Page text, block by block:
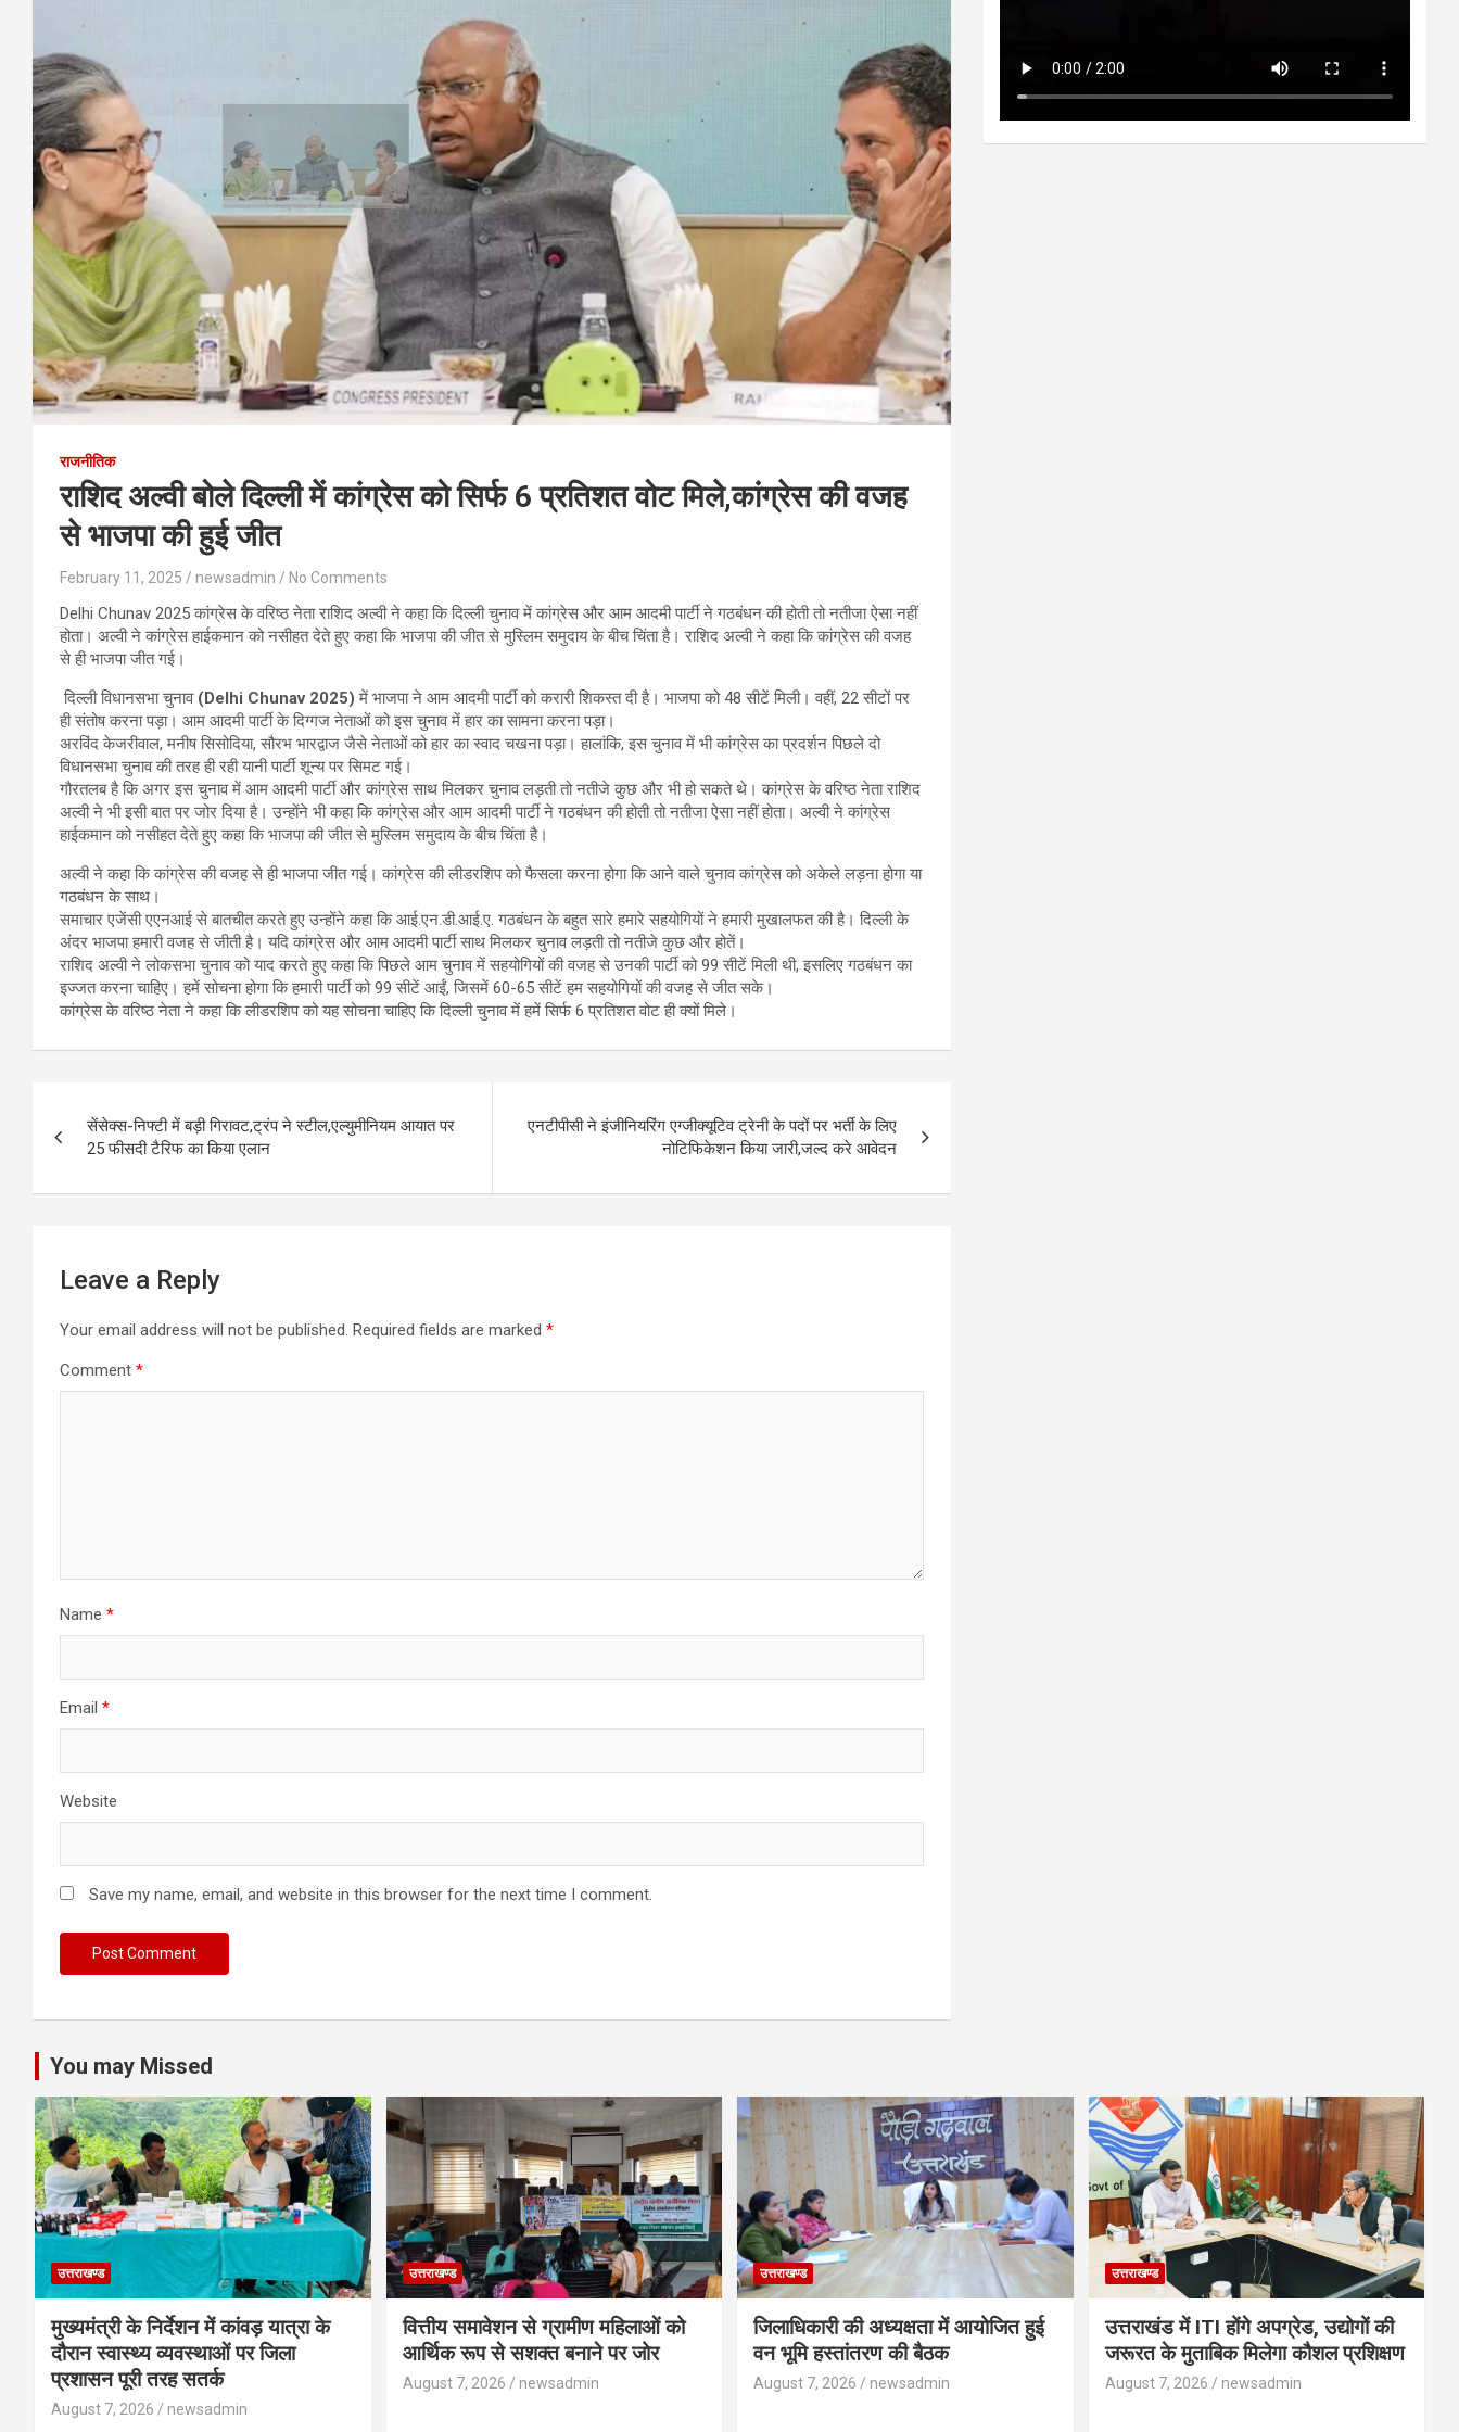
राजनीतिक
राशिद अल्वी बोले दिल्ली में कांग्रेस को सिर्फ 6 प्रतिशत वोट मिले,कांग्रेस की वजह
से भाजपा की हुई जीत
February 11, 2025 newsadmin No Comments
Delhi Chunav 2025 कांग्रेस के वरिष्ठ नेता राशिद अल्वी ने कहा कि दिल्ली चुनाव में कांग्रेस और आम आदमी पार्टी ने गठबंधन की होती तो नतीजा ऐसा नहीं
होता। अल्वी ने कांग्रेस हाईकमान को नसीहत देते हुए कहा कि भाजपा की जीत से मुस्लिम समुदाय के बीच चिंता है। राशिद अल्वी ने कहा कि कांग्रेस की वजह
से ही भाजपा जीत गई।
दिल्ली विधानसभा चुनाव(Delhi Chunav 2025) में भाजपा ने आम आदमी पार्टी को करारी शिकस्त दी है। भाजपा को 48 सीटें मिली। वहीं, 22 सीटों पर
ही संतोष करना पड़ा। आम आदमी पार्टी के दिग्गज नेताओं को इस चुनाव में हार का सामना करना पड़ा।
अरविंद केजरीवाल, मनीष सिसोदिया, सौरभ भारद्वाज जैसे नेताओं को हार का स्वाद चखना पड़ा। हालांकि, इस चुनाव में भी कांग्रेस का प्रदर्शन पिछले दो
विधानसभा चुनाव की तरह ही रही यानी पार्टी शून्य पर सिमट गई।
गौरतलब है कि अगर इस चुनाव में आम आदमी पार्टी और कांग्रेस साथ मिलकर चुनाव लड़ती तो नतीजे कुछ और भी हो सकते थे। कांग्रेस के वरिष्ठ नेता राशिद
अल्वी ने भी इसी बात पर जोर दिया है। उन्होंने भी कहा कि कांग्रेस और आम आदमी पार्टी ने गठबंधन की होती तो नतीजा ऐसा नहीं होता। अल्वी ने कांग्रेस
हाईकमान को नसीहत देते हुए कहा कि भाजपा की जीत से मुस्लिम समुदाय के बीच चिंता है।
अल्वी ने कहा कि कांग्रेस की वजह से ही भाजपा जीत गई। कांग्रेस की लीडरशिप को फैसला करना होगा कि आने वाले चुनाव कांग्रेस को अकेले लड़ना होगा या
गठबंधन के साथ।
समाचार एजेंसी एएनआई से बातचीत करते हुए उन्होंने कहा कि आई.एन.डी.आई.ए. गठबंधन के बहुत सारे हमारे सहयोगियों ने हमारी मुखालफत की है। दिल्ली के
अंदर भाजपा हमारी वजह से जीती है। यदि कांग्रेस और आम आदमी पार्टी साथ मिलकर चुनाव लड़ती तो नतीजे कुछ और होतें।
राशिद अल्वी ने लोकसभा चुनाव को याद करते हुए कहा कि पिछले आम चुनाव में सहयोगियों की वजह से उनकी पार्टी को 99 सीटें मिली थी, इसलिए गठबंधन का
इज्जत करना चाहिए। हमें सोचना होगा कि हमारी पार्टी को 99 सीटें आईं, जिसमें 60-65 सीटें हम सहयोगियों की वजह से जीत सके।
कांग्रेस के वरिष्ठ नेता ने कहा कि लीडरशिप को यह सोचना चाहिए कि दिल्ली चुनाव में हमें सिर्फ 6 प्रतिशत वोट ही क्यों मिले।
navigation
सेंसेक्स-निफ्टी में बड़ी गिरावट,ट्रंप ने स्टील,एल्युमीनियम आयात पर
25 फीसदी टैरिफ का किया एलान
एनटीपीसी ने इंजीनियरिंग एग्जीक्यूटिव ट्रेनी के पदों पर भर्ती के लिए
नोटिफिकेशन किया जारी,जल्द करे आवेदन
Leave a Reply
Your email address will not be published. Required fields are marked *
Comment *
Name *
Email *
Website
Save my name, email, and website in this browser for the next time I comment.
You may Missed
उत्तराखण्ड
मुख्यमंत्री के निर्देशन में कांवड़ यात्रा के
दौरान स्वास्थ्य व्यवस्थाओं पर जिला
प्रशासन पूरी तरह सतर्क
August 7, 2026 newsadmin
उत्तराखण्ड
वित्तीय समावेशन से ग्रामीण महिलाओं को
आर्थिक रूप से सशक्त बनाने पर जोर
August 7, 2026 newsadmin
उत्तराखण्ड
जिलाधिकारी की अध्यक्षता में आयोजित हुई
वन भूमि हस्तांतरण की बैठक
August 7, 2026 newsadmin
उत्तराखण्ड
उत्तराखंड में ITI होंगे अपग्रेड, उद्योगों की
जरूरत के मुताबिक मिलेगा कौशल प्रशिक्षण
August 7, 2026 newsadmin